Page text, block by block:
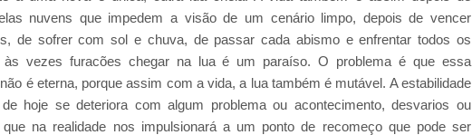
nuvens que impedem a visão de um cenário limpo, depois de vencer
de sofrer com sol e chuva, de passar cada abismo e enfrentar todos os
vezes furacões chegar na lua é um paraíso. O problema é que essa
é eterna, porque assim com a vida, a lua também é mutável. A estabilidade
de hoje se deteriora com algum problema ou acontecimento, desvarios ou
que na realidade nos impulsionará a um ponto de recomeço que pode ser